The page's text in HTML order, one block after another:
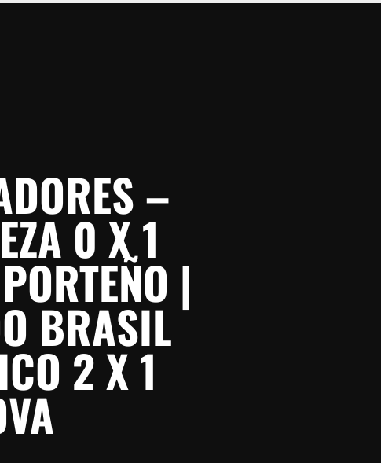
–
0 X 1
|
BRASIL
2 X 1